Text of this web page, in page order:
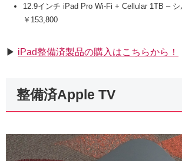
12.9インチ iPad Pro Wi-Fi + Cellular 1TB –
￥153,800
▶︎ iPad整備済製品の購入はこちらから！
整備済Apple TV